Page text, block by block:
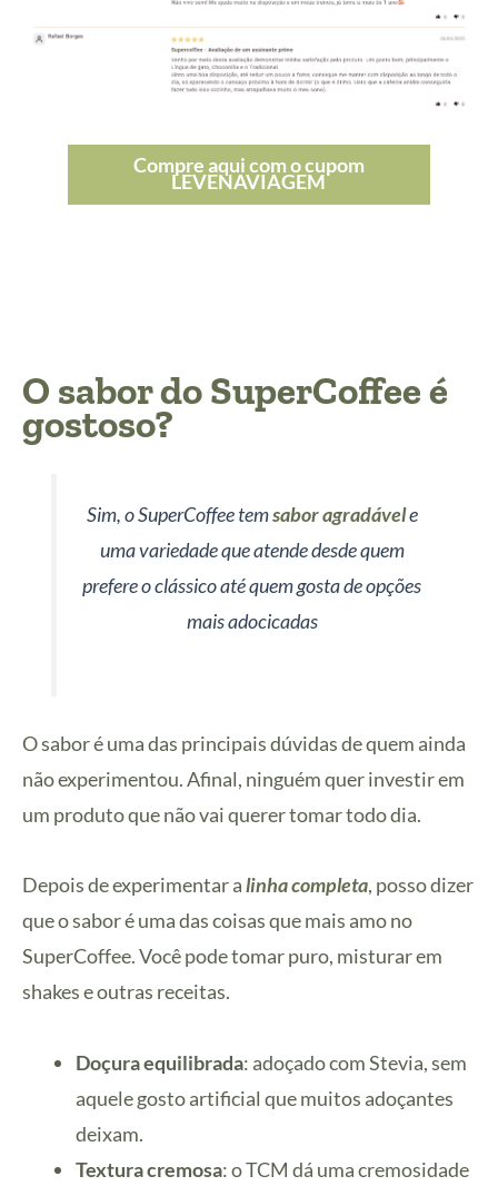
Compre aqui com o cupom
LEVENAVIAGEM
O sabor do SuperCoffee é
gostoso?
Sim, o SuperCoffee temsabor agradávele
uma variedade que atende desde quem
prefere o clássico até quem gosta de opções
mais adocicadas
O sabor é uma das principais dúvidas de quem ainda
não experimentou. Afinal, ninguém quer investir em
um produto que não vai querer tomar todo dia.
Depois de experimentar alinha completa, posso dizer
que o sabor é uma das coisas que mais amo no
SuperCoffee. Você pode tomar puro, misturar em
shakes e outras receitas.
Doçura equilibrada: adoçado com Stevia, sem
aquele gosto artificial que muitos adoçantes
deixam.
Textura cremosa: o TCM dá uma cremosidade